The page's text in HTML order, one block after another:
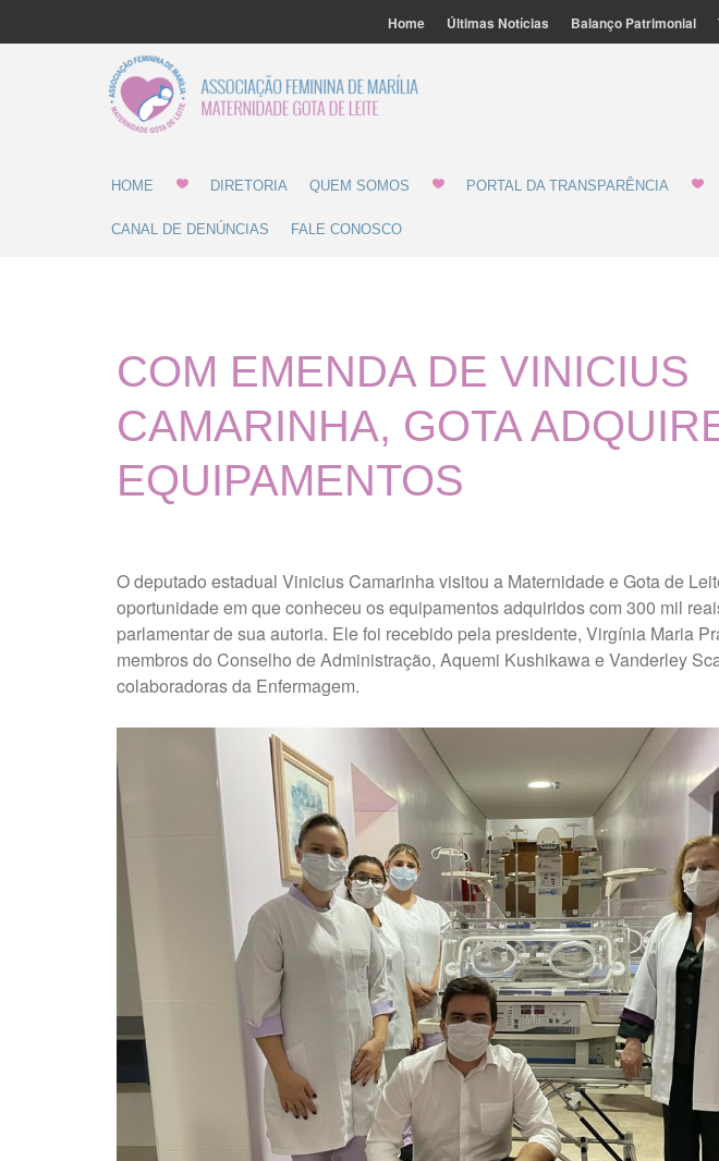
Home Últimas Notícias Balanço Patrimonial
HOME DIRETORIA QUEM SOMOS PORTAL DA TRANSPARÊNCIA
CANAL DE DENÚNCIAS FALE CONOSCO
COM EMENDA DE VINICIUS
CAMARINHA, GOTA
EQUIPAMENTOS
O deputado estadual Vinicius Camarinha visitou a Maternidade e Gota de
oportunidade em que conheceu os equipamentos adquiridos com 300 mil
parlamentar de sua autoria. Ele foi recebido pela presidente, Virgínia Maria
membros do Conselho de Administração, Aquemi Kushikawa e Vanderley
colaboradoras da Enfermagem.